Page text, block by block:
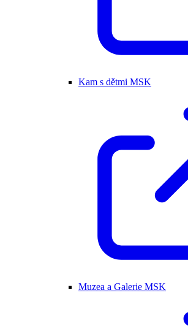
Kam s dětmi MSK
Muzea a Galerie MSK